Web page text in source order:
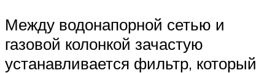
Между водонапорной сетью и
газовой колонкой зачастую
устанавливается фильтр, который